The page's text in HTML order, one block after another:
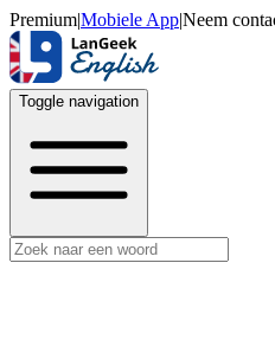
Premium|Mobiele App|Neem
Toggle navigation